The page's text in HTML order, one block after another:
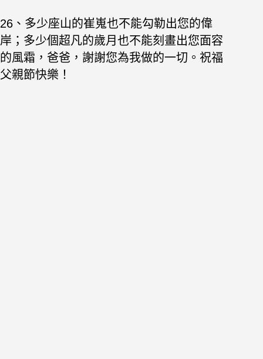
26、多少座山的崔嵬也不能勾勒出您的偉
岸；多少個超凡的歲月也不能刻畫出您面容
的風霜，爸爸，謝謝您為我做的一切。祝福
父親節快樂！